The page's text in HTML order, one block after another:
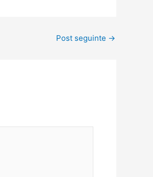
Post seguinte →